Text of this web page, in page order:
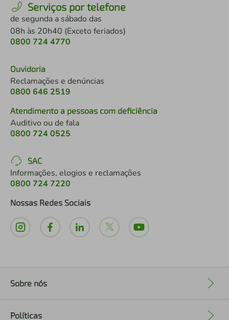
Serviços por telefone
de segunda a sábado das
08h às 20h40 (Exceto feriados)
0800 724 4770
Ouvidoria
Reclamações e denúncias
0800 646 2519
Atendimento a pessoas com deficiência
Auditivo ou de fala
0800 724 0525
SAC
Informações, elogios e reclamações
0800 724 7220
Nossas Redes Sociais
Sobre nós
Políticas